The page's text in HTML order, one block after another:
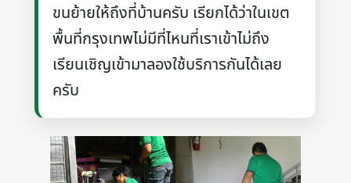
ขนย้ายให้ถึงที่บ้านครับ เรียกได้ว่าในเขต
พื้นที่กรุงเทพไม่มีที่ไหนที่เราเข้าไม่ถึง
เรียนเชิญเข้ามาลองใช้บริการกันได้เลย
ครับ